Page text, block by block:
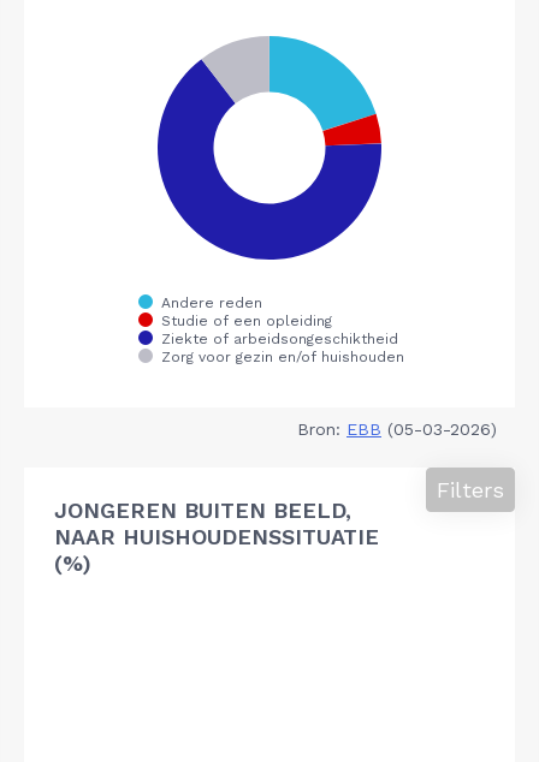
Bron: EBB (05-03-2026)
JONGEREN BUITEN BEELD,
NAAR HUISHOUDENSSITUATIE
(%)
Filters